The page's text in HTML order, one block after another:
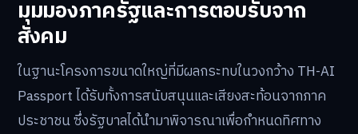
มุมมองภาครัฐและการตอบรับจาก
สังคม
ในฐานะโครงการขนาดใหญ่ที่มีผลกระทบในวงกว้าง TH-AI
Passport ได้รับทั้งการสนับสนุนและเสียงสะท้อนจากภาค
ประชาชน ซึ่งรัฐบาลได้นำมาพิจารณาเพื่อกำหนดทิศทาง